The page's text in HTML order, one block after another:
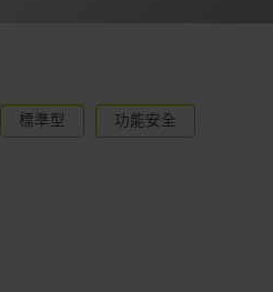
標準型 功能安全